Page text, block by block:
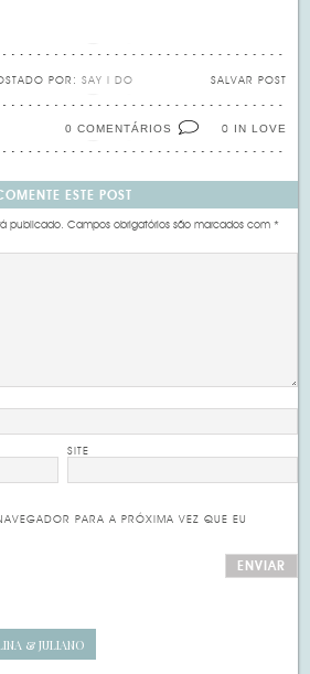
SALVAR POST
POR: SAY I DO
0 IN LOVE
0 COMENTÁRIOS
ESTE POST
publicado. Campos obrigatórios são marcados com*
SITE
PARA A PRÓXIMA VEZ QUE EU
& JULIANO